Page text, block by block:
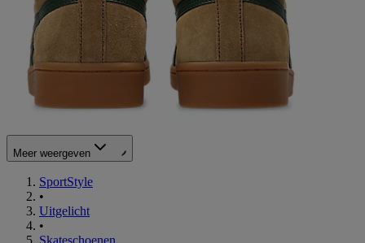
Meer weergeven
SportStyle
•
Uitgelicht
•
Skateschoenen